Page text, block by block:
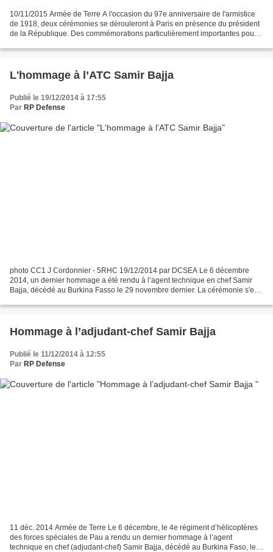
10/11/2015 Armée de Terre A l'occasion du 97e anniversaire de l'armistice
de 1918, deux cérémonies se dérouleront à Paris en présence du président
de la République. Des commémorations particulièrement importantes pour
L'hommage à l’ATC Samir Bajja
Publié le 19/12/2014 à 17:55
Par RP Defense
photo CC1 J Cordonnier - 5RHC 19/12/2014 par DCSEA Le 6 décembre
2014, un dernier hommage a été rendu à l’agent technique en chef Samir
Bajja, décédé au Burkina Fasso le 29 novembre dernier. La cérémonie s'est
Hommage à l’adjudant-chef Samir Bajja
Publié le 11/12/2014 à 12:55
Par RP Defense
11 déc. 2014 Armée de Terre Le 6 décembre, le 4e régiment d’hélicoptères
des forces spéciales de Pau a rendu un dernier hommage à l’agent
technique en chef (adjudant-chef) Samir Bajja, décédé au Burkina Faso, le